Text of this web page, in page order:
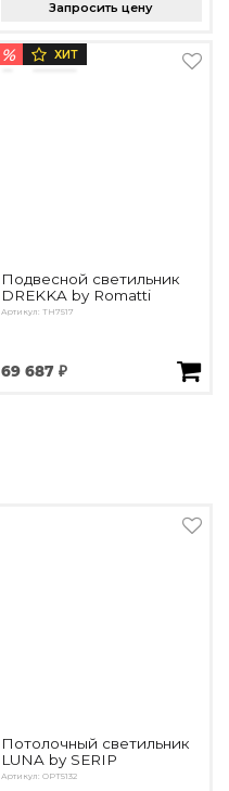
Запросить цену
% ХИТ
Подвесной светильник
DREKKA by Romatti
Артикул: TH7517
69 687 ₽
Потолочный светильник
LUNA by SERIP
Артикул: OPT5132